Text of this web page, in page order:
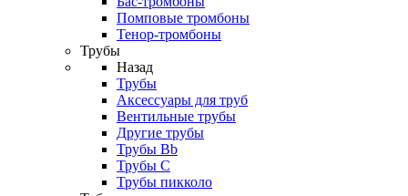
Помповые тромбоны
Тенор-тромбоны
Трубы
Назад
Трубы
Аксессуары для труб
Вентильные трубы
Другие трубы
Трубы Bb
Трубы C
Трубы пикколо